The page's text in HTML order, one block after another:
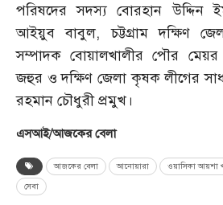
পরিষদের সদস্য বোরহান উদ্দিন
আইয়ুব বাবুল, চট্টগ্রাম দক্ষিণ
সম্পাদক বোয়ালখালীর পৌর
জহুর ও দক্ষিণ জেলা কৃষক লীগের
রহমান চৌধুরী প্রমুখ।
এসআই/আজকের বেলা
আজকের বেলা আনোয়ারা ওয়াসিকা আয়শা
সেবা